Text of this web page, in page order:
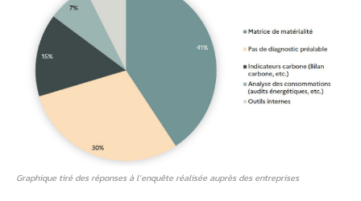
Graphique tiré des réponses à l’enquête réalisée auprès des entreprises